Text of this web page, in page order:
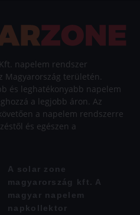
napelem rendszer
Magyarország területén.
és leghatékonyabb napelem
a legjobb áron. Az
a napelem rendszerre
és egészen a
A solar zone
magyarország kft. A
magyar napelem
napkollektor